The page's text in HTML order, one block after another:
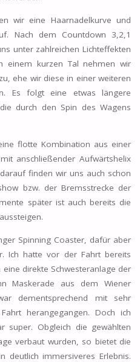
wir eine Haarnadelkurve und
Nach dem Countdown 3,2,1
unter zahlreichen Lichteffekten
einem kurzen Tal nehmen wir
ehe wir diese in einer weiteren
Es folgt eine etwas längere
durch den Spin des Wagens
flotte Kombination aus einer
anschließender Aufwärtshelix
finden wir uns auch schon
bzw. der Bremsstrecke der
später ist auch bereits die
Spinning Coaster, dafür aber
Ich hatte vor der Fahrt bereits
direkte Schwesteranlage der
Maskerade aus dem Wiener
dementsprechend mit sehr
herangegangen. Doch ich
super. Obgleich die gewählten
verbaut wurden, so bietet die
deutlich immersiveres Erlebnis.